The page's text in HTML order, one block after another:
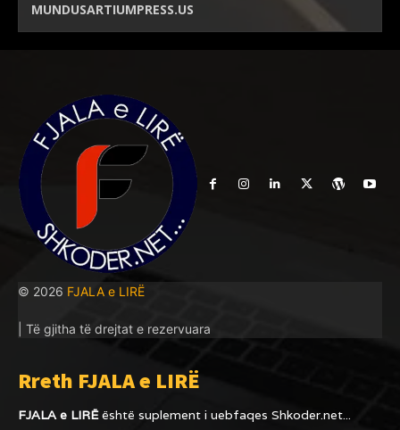
MUNDUSARTIUMPRESS.US
© 2026 FJALA e LIRË
| Të gjitha të drejtat e rezervuara
Rreth FJALA e LIRË
FJALA e LIRËështë suplement i uebfaqes Shkoder.net...